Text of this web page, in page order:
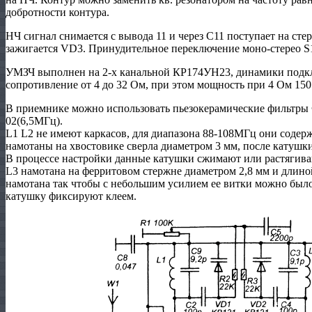
добротности контура.
НЧ сигнал снимается с вывода 11 и через С11 поступает на
зажигается VD3. Принудительное переключение моно-стерео
УМЗЧ выполнен на 2-х канальной КР174УН23, динамики
сопротивление от 4 до 32 Ом, при этом мощность при 4 Ом
В приемнике можно использовать пьезокерамические
02(6,5МГц).
L1 L2 не имеют каркасов, для диапазона 88-108МГц они
намотаны на хвостовике сверла диаметром 3 мм, после
В процессе настройки данные катушки сжимают или
L3 намотана на ферритовом стержне диаметром 2,8 мм и
намотана так чтобы с небольшим усилием ее витки можно
катушку фиксируют клеем.